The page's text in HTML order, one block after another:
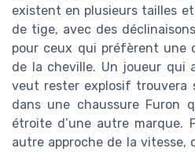
existent en plusieurs tailles
de tige, avec des
pour ceux qui préfèrent une
de la cheville. Un joueur qui
veut rester explosif trouvera
dans une chaussure Furon
étroite d’une autre marque.
autre approche de la